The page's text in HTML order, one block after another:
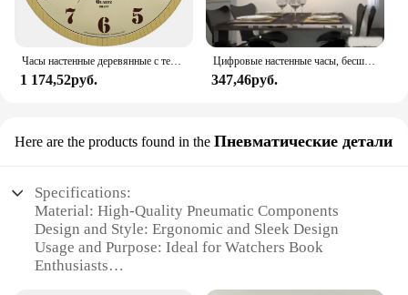
Часы настенные деревянные с термометром, 12 часов, 9,5 дюйма
1 174,52руб.
Цифровые настенные часы, бесшумные часы «сделай сам», цифровые настенные часы, украшение для гостиной и спальни, домашние украшения
347,46руб.
Here are the products found in the Пневматические детали
Specifications:
Material: High-Quality Pneumatic Components
Design and Style: Ergonomic and Sleek Design
Usage and Purpose: Ideal for Watchers Book
Enthusiasts